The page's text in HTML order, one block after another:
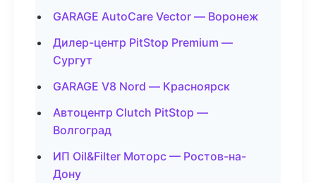
GARAGE AutoCare Vector — Воронеж
Дилер-центр PitStop Premium —
Сургут
GARAGE V8 Nord — Красноярск
Автоцентр Clutch PitStop —
Волгоград
ИП Oil&Filter Моторс — Ростов-на-
Дону